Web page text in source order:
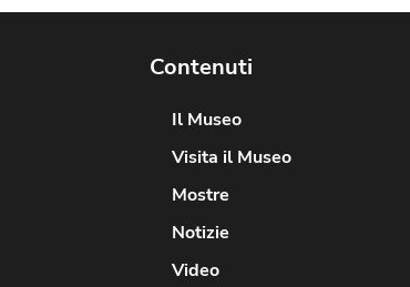
Contenuti
Il Museo
Visita il Museo
Mostre
Notizie
Video